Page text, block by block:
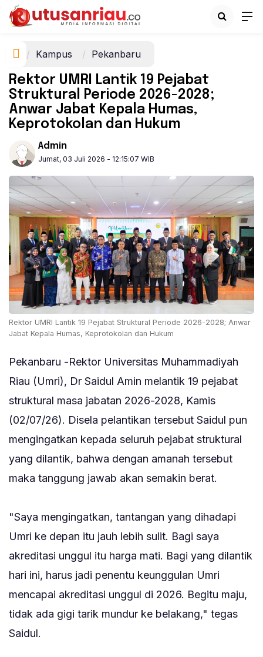
Kampus Pekanbaru
‎Rektor UMRI Lantik 19 Pejabat
Struktural Periode 2026-2028;
Anwar Jabat Kepala Humas,
Keprotokolan dan Hukum
Admin
Jumat, 03 Juli 2026 - 12:15:07 WIB
‎Rektor UMRI Lantik 19 Pejabat Struktural Periode 2026-2028; Anwar
Jabat Kepala Humas, Keprotokolan dan Hukum
‎Pekanbaru -Rektor Universitas Muhammadiyah
Riau (Umri), Dr Saidul Amin melantik 19 pejabat
struktural masa jabatan 2026-2028, Kamis
(02/07/26). Disela pelantikan tersebut Saidul pun
mengingatkan kepada seluruh pejabat struktural
yang dilantik, bahwa dengan amanah tersebut
maka tanggung jawab akan semakin berat.
‎"Saya mengingatkan, tantangan yang dihadapi
Umri ke depan itu jauh lebih sulit. Bagi saya
akreditasi unggul itu harga mati. Bagi yang dilantik
hari ini, harus jadi penentu keunggulan Umri
mencapai akreditasi unggul di 2026. Begitu maju,
tidak ada gigi tarik mundur ke belakang," tegas
Saidul.